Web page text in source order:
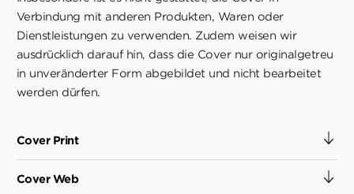
Verbindung mit anderen Produkten, Waren oder
Dienstleistungen zu verwenden. Zudem weisen wir
ausdrücklich darauf hin, dass die Cover nur originalgetreu
in unveränderter Form abgebildet und nicht bearbeitet
werden dürfen.
Cover Print
Cover Web